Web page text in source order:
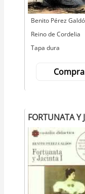
Autor
Benito Pérez
Editorial
Reino de Cordelia
Tapa dura
FORTUNATA Y